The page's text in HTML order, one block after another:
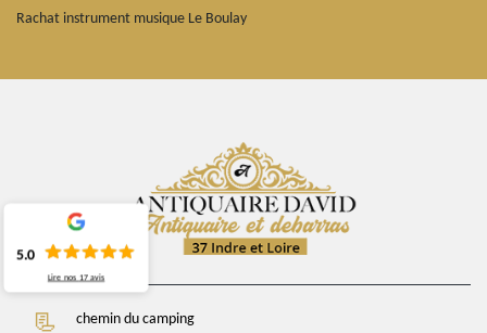
Rachat instrument musique Le Boulay
chemin du camping
5.0
Lire nos 17 avis